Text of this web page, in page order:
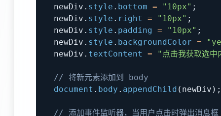
  newDiv
. style . bottom = "10px" ;
  newDiv
. style . right = "10px" ;
  newDiv
. style . padding = "10px" ;
  newDiv
. style . backgroundColor =
  newDiv
. textContent = "点击我获取选中
// 将新元素添加到 body
document . body . appendChild ( newDiv ) ;
// 添加事件监听器，当用户点击时弹出消息框